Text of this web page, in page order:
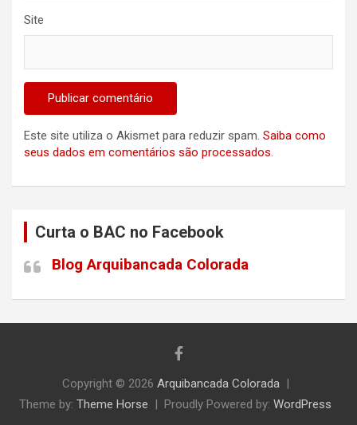
Site
Este site utiliza o Akismet para reduzir spam. Saiba como
seus dados em comentários são processados.
Curta o BAC no Facebook
Blog Arquibancada Colorada
Copyright © 2026 Arquibancada Colorada
Theme by: Theme Horse Proudly Powered by: WordPress